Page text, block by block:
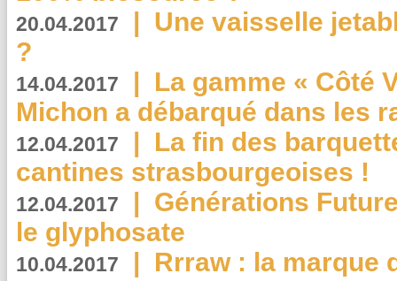
20.04.2017 | Une vaisselle
?
14.04.2017 | La gamme « Côté
Michon a débarqué dans les
12.04.2017 | La fin des
cantines strasbourgeoises !
12.04.2017 | Générations
le glyphosate
10.04.2017 | Rrraw : la marque